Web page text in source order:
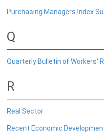
வெளியீடுகள்
Purchasing Managers Index
Q
Quarterly Bulletin of Workers'
R
Real Sector
Recent Economic